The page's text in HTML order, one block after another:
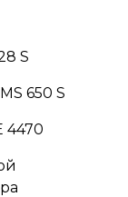
S
650 S
4470